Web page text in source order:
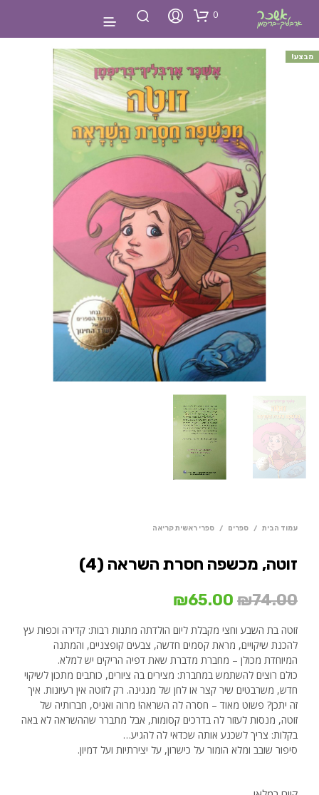
0
מבצע!
עמוד הבית / ספרים / ספרי ראשית קריאה
זוטה, מכשפה חסרת השראה (4)
₪74.00
המחיר
המקורי
היה:
₪74.00.
₪65.00
הנוכחי
הוא:
₪65.00.
זוטה בת השבע וחצי מקבלת ליום הולדתה מתנות רבות: קדירה וכפות עץ
להכנת שיקויים, מראת קסמים חדשה, צבעים קופצניים, והמתנה
המיוחדת מכולן – מחברת מדברת שאת דפיה הריקים יש למלא.
כולם רוצים להשתמש במחברת: מצירים בה ציורים, כותבים מתכון לשיקוי
חדש, משרבטים שיר קצר או לחן של מנגינה. רק לזוטה אין רעיונות. איך
זה יתכן? פשוט מאוד – חסרה לה השראה! מרוה ואניס, חברותיה של
זוטה, מנסות לעזור לה בדרכים קסומות, אבל מתברר שההשראה לא באה
בקלות: צריך לשכנע אותה שכדאי לה להגיע…
סיפור שובב ומלא הומור על כישרון, על יצירתיות ועל דמיון.